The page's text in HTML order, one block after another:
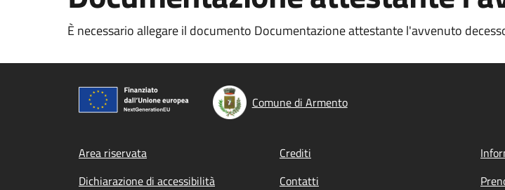
È necessario allegare il documento Documentazione attestante l'avvenuto
Comune di Armento
Footer menu
Area riservata Crediti
Dichiarazione di accessibilità
Contatti